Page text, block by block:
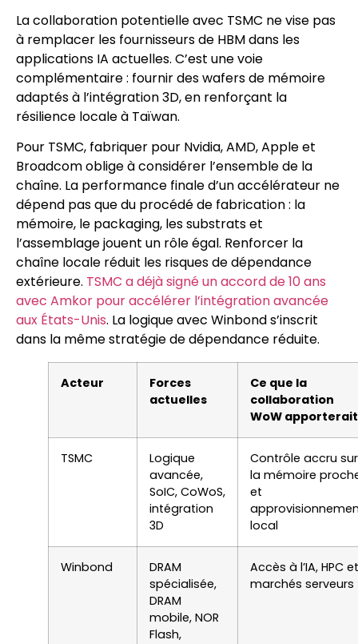
La collaboration potentielle avec TSMC ne vise pas
à remplacer les fournisseurs de HBM dans les
applications IA actuelles. C’est une voie
complémentaire : fournir des wafers de mémoire
adaptés à l’intégration 3D, en renforçant la
résilience locale à Taïwan.
Pour TSMC, fabriquer pour Nvidia, AMD, Apple et
Broadcom oblige à considérer l’ensemble de la
chaîne. La performance finale d’un accélérateur ne
dépend pas que du procédé de fabrication : la
mémoire, le packaging, les substrats et
l’assemblage jouent un rôle égal. Renforcer la
chaîne locale réduit les risques de dépendance
extérieure. TSMC a déjà signé un accord de 10 ans
avec Amkor pour accélérer l’intégration avancée
aux États-Unis. La logique avec Winbond s’inscrit
dans la même stratégie de dépendance réduite.
Acteur
Forces
actuelles
Ce que la
collaboration
WoW apporterait
TSMC
Logique
avancée,
SoIC, CoWoS,
intégration
3D
Contrôle accru sur
la mémoire
et
local
Winbond
DRAM
spécialisée,
DRAM
mobile, NOR
Flash,
Accès à l’IA, HPC et
marchés serveurs